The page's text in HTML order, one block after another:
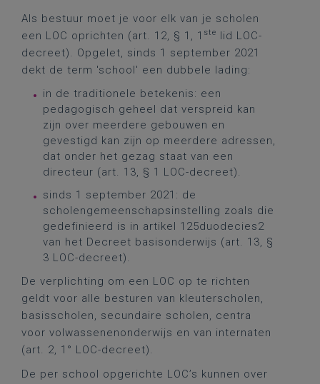
Als bestuur moet je voor elk van je scholen
een LOC oprichten (art. 12, § 1, 1 ste lid LOC-
decreet). Opgelet, sinds 1 september 2021
dekt de term 'school' een dubbele lading:
in de traditionele betekenis: een
pedagogisch geheel dat verspreid kan
zijn over meerdere gebouwen en
gevestigd kan zijn op meerdere adressen,
dat onder het gezag staat van een
directeur (art. 13, § 1 LOC-decreet).
sinds 1 september 2021: de
scholengemeenschapsinstelling zoals die
gedefinieerd is in artikel 125duodecies2
van het Decreet basisonderwijs (art. 13, §
3 LOC-decreet).
De verplichting om een LOC op te richten
geldt voor alle besturen van kleuterscholen,
basisscholen, secundaire scholen, centra
voor volwassenenonderwijs en van internaten
(art. 2, 1° LOC-decreet).
De per school opgerichte LOC’s kunnen over